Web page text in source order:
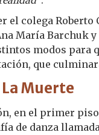
el colega Roberto
María Barchuk
modos para
que
Muerte
en el primer
de danza